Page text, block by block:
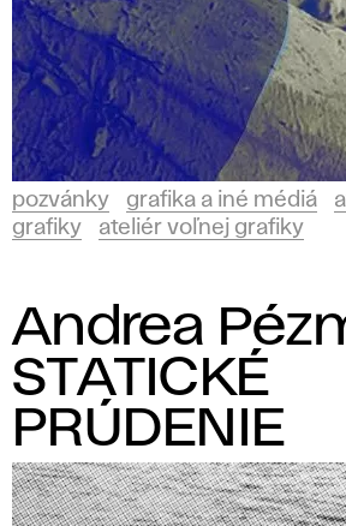
pozvánky grafika a iné médiá
grafiky
ateliér voľnej grafiky
Andrea
STATICKÉ
PRÚDENIE